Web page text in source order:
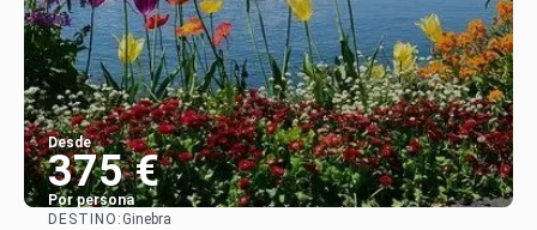
Desde
375 €
Por persona
DESTINO: Ginebra